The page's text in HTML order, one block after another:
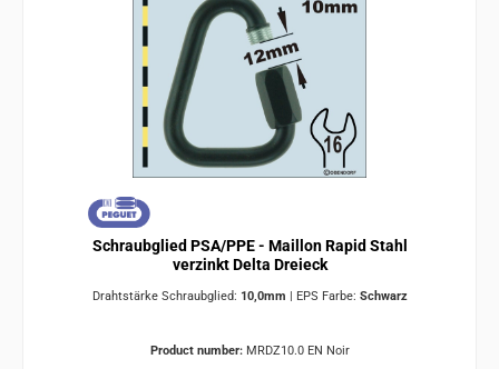
Schraubglied PSA/PPE - Maillon Rapid Stahl
verzinkt Delta Dreieck
Drahtstärke Schraubglied: 10,0mm | EPS Farbe: Schwarz
Product number: MRDZ10.0 EN Noir